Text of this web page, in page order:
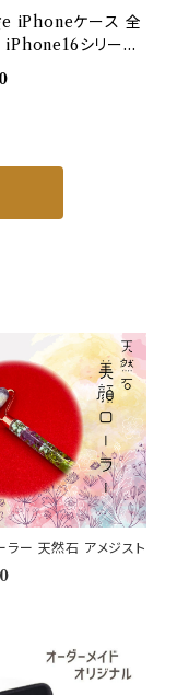
iPhoneケース 全
シリーズ
Sea Friends】/iPh
ラー 天然石 アメジスト